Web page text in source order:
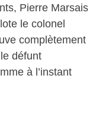
Pierre Marsais
le colonel
complètement
défunt
à l’instant